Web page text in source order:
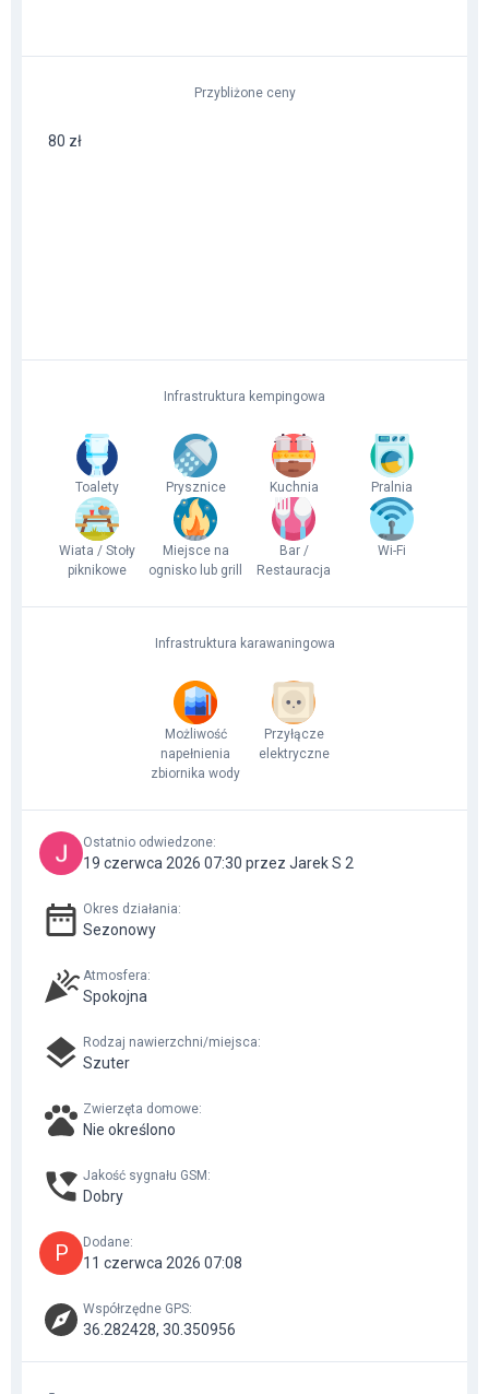
Przybliżone ceny
80 zł
Infrastruktura kempingowa
Toalety Prysznice Kuchnia Pralnia
Wiata / Stoły
piknikowe
Miejsce na
ognisko lub grill
Bar /
Restauracja
Wi-Fi
Infrastruktura karawaningowa
Możliwość
napełnienia
zbiornika wody
Przyłącze
elektryczne
Ostatnio odwiedzone:
19 czerwca 2026 07:30 przez Jarek S 2
Okres działania:
Sezonowy
Atmosfera:
Spokojna
Rodzaj nawierzchni/miejsca:
Szuter
Zwierzęta domowe:
Nie określono
Jakość sygnału GSM :
Dobry
P Dodane:
11 czerwca 2026 07:08
Współrzędne GPS:
36.282428, 30.350956